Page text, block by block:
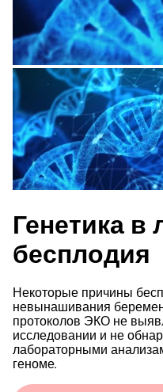
Генетика в
бесплодия
Некоторые причины
невынашивания
протоколов ЭКО не
исследовании и не
лабораторными
геноме.